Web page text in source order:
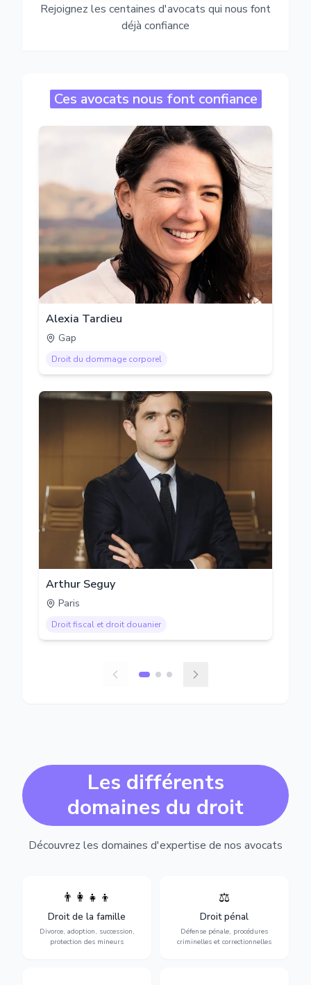
Rejoignez les centaines d'avocats qui nous font
déjà confiance
Ces avocats nous font confiance
Alexia Tardieu
Gap
Droit du dommage corporel
Arthur Seguy
Paris
Droit fiscal et droit douanier
Les différents
domaines du droit
Découvrez les domaines d'expertise de nos avocats
👨‍👩‍👧‍👦
Droit de la famille
Divorce, adoption, succession,
protection des mineurs
Divorce, garde d'enfants,
adoption, succession et
protection des personnes
vulnérables.
⚖️
Droit pénal
Défense pénale, procédures
criminelles et correctionnelles
Expertise en matière pénale,
vue jusqu'au procès, pour
toute affaire correctionnelle
ou criminelle.